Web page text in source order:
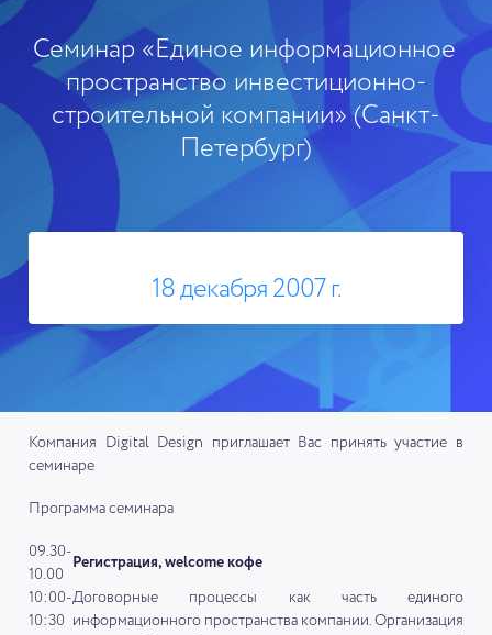
Семинар «Единое информационное
пространство инвестиционно-
строительной компании» (Санкт-
Петербург)
18 декабря 2007 г.
Компания Digital Design приглашает Вас принять участие в
семинаре
Программа семинара
09.30-
10.00
Регистрация, welcome кофе
10:00-
10:30
Договорные процессы как часть единого
информационного пространства компании. Организация